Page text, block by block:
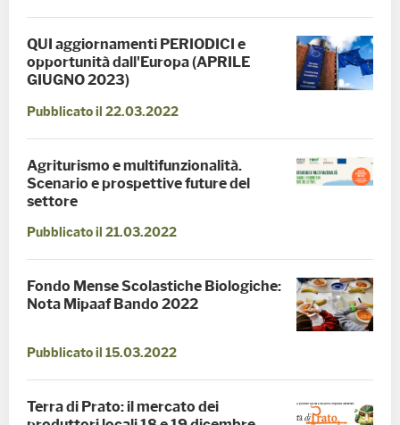
QUI aggiornamenti PERIODICI e
opportunità dall'Europa (APRILE
GIUGNO 2023)
Pubblicato il 22.03.2022
Agriturismo e multifunzionalità.
Scenario e prospettive future del
settore
Pubblicato il 21.03.2022
Fondo Mense Scolastiche Biologiche:
Nota Mipaaf Bando 2022
Pubblicato il 15.03.2022
Terra di Prato: il mercato dei